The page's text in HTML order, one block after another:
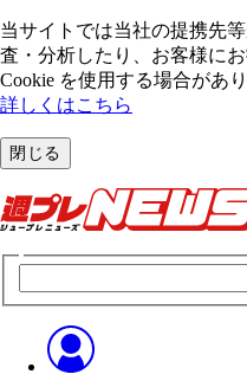
当サイトでは当社の提携先
査・分析したり、お客様に
Cookie を使⽤する場合があり
詳しくはこちら
閉じる